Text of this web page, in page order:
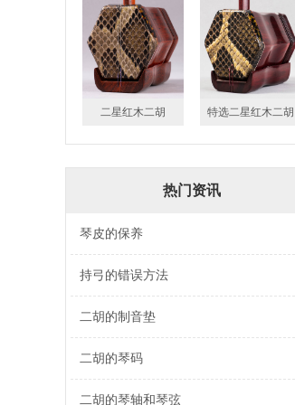
二星红木二胡 特选二星红木二胡
热门资讯
琴皮的保养
持弓的错误方法
二胡的制音垫
二胡的琴码
二胡的琴轴和琴弦